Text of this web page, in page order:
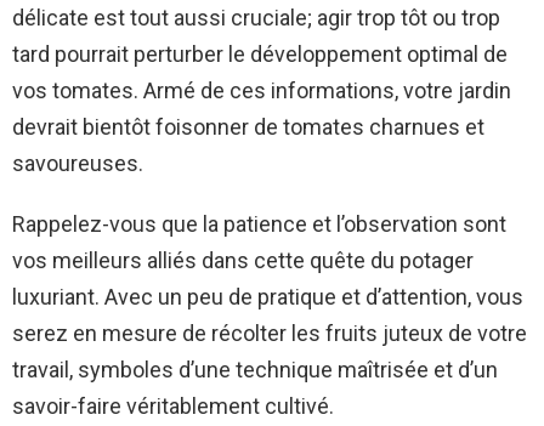
délicate est tout aussi cruciale; agir trop tôt ou trop
tard pourrait perturber le développement optimal de
vos tomates. Armé de ces informations, votre jardin
devrait bientôt foisonner de tomates charnues et
savoureuses.
Rappelez-vous que la patience et l’observation sont
vos meilleurs alliés dans cette quête du potager
luxuriant. Avec un peu de pratique et d’attention, vous
serez en mesure de récolter les fruits juteux de votre
travail, symboles d’une technique maîtrisée et d’un
savoir-faire véritablement cultivé.